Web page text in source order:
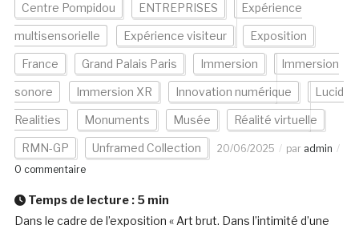
Centre Pompidou ENTREPRISES Expérience
multisensorielle Expérience visiteur Exposition
France Grand Palais Paris Immersion Immersion
sonore Immersion XR Innovation numérique Lucid
Realities Monuments Musée Réalité virtuelle
RMN-GP Unframed Collection 20/06/2025 par admin
0 commentaire
Temps de lecture : 5 min
Dans le cadre de l’exposition « Art brut. Dans l’intimité d’une